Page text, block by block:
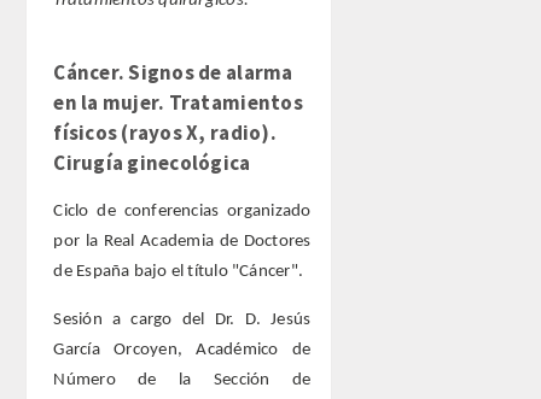
MONOGRAFÍAS RADE
APERTURA DE CURSO
SEMBLANZAS RADE
Cáncer. Signos de alarma
en la mujer. Tratamientos
físicos (rayos X, radio).
Cirugía ginecológica
Ciclo de conferencias organizado
por la Real Academia de Doctores
de España bajo el título "Cáncer".
Sesión a cargo del Dr. D. Jesús
García Orcoyen, Académico de
Número de la Sección de